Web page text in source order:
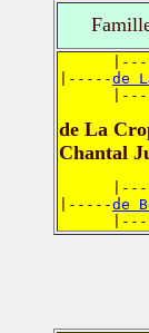
|-----de
de La
Chantal
|-----de